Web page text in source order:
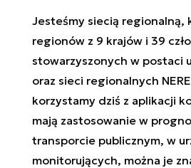
Jesteśmy siecią regionalną,
regionów z 9 krajów i 39
stowarzyszonych w postaci
oraz sieci regionalnych
korzystamy dziś z aplikacji
mają zastosowanie w
transporcie publicznym, w
monitorujących, można je